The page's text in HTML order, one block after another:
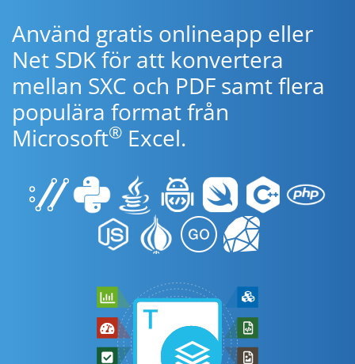
Använd gratis onlineapp eller
Net SDK för att konvertera
mellan SXC och PDF samt flera
populära format från
Microsoft® Excel.